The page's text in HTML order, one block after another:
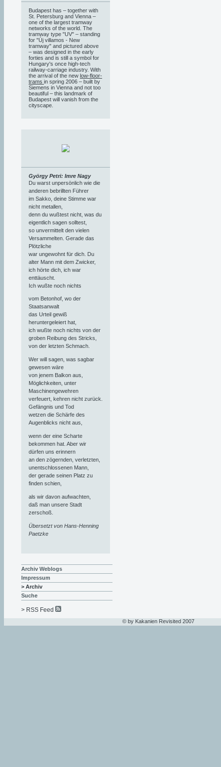
Budapest has – together with
St. Petersburg and Vienna –
one of the largest tramway
networks of the world. The
tramway type "UV" – standing
for "Új villamos - New
tramway" and pictured above
– was designed in the early
forties and is still a symbol for
Hungary's once high-tech
railway-carriage industry. With
the arrival of the new low-floor-
trams in spring 2006 – built by
Siemens in Vienna and not too
beautiful – this landmark of
Budapest will vanish from the
cityscape.
György Petri: Imre Nagy
Du warst unpersönlich wie die
anderen bebrillten Führer
im Sakko, deine Stimme war
nicht metallen,
denn du wußtest nicht, was du
eigentlich sagen solltest,
so unvermittelt den vielen
Versammelten. Gerade das
Plötzliche
war ungewohnt für dich. Du
alter Mann mit dem Zwicker,
ich hörte dich, ich war
enttäuscht.
Ich wußte noch nichts
vom Betonhof, wo der
Staatsanwalt
das Urteil gewiß
heruntergeleiert hat,
ich wußte noch nichts von der
groben Reibung des Stricks,
von der letzten Schmach.
Wer will sagen, was sagbar
gewesen wäre
von jenem Balkon aus,
Möglichkeiten, unter
Maschinengewehren
verfeuert, kehren nicht zurück.
Gefängnis und Tod
wetzen die Schärfe des
Augenblicks nicht aus,
wenn der eine Scharte
bekommen hat. Aber wir
dürfen uns erinnern
an den zögernden, verletzten,
unentschlossenen Mann,
der gerade seinen Platz zu
finden schien,
als wir davon aufwachten,
daß man unsere Stadt
zerschoß.
Übersetzt von Hans-Henning
Paetzke
Archiv Weblogs
Impressum
> Archiv
Suche
> RSS Feed
© by Kakanien Revisited 2007